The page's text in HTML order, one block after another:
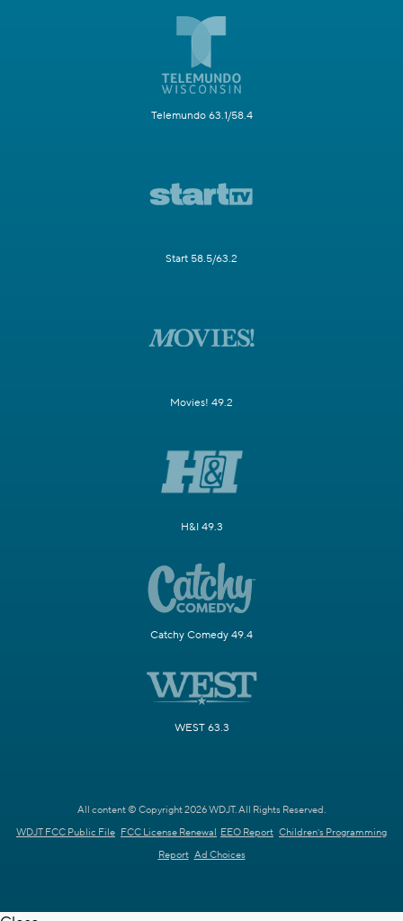
Telemundo 63.1/58.4
Start 58.5/63.2
Movies! 49.2
H&I 49.3
Catchy Comedy 49.4
WEST 63.3
All content © Copyright 2026 WDJT. All Rights Reserved.
WDJT FCC Public File FCC License Renewal EEO Report Children's Programming
Report Ad Choices